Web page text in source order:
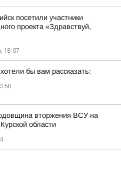
посетили участники
проекта «Здравствуй,
18:07
бы вам рассказать:
вторжения ВСУ на
области